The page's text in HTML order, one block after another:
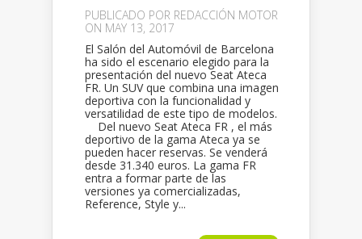
PUBLICADO POR REDACCIÓN MOTOR
ON MAY 13, 2017
El Salón del Automóvil de Barcelona
ha sido el escenario elegido para la
presentación del nuevo Seat Ateca
FR. Un SUV que combina una imagen
deportiva con la funcionalidad y
versatilidad de este tipo de modelos.
Del nuevo Seat Ateca FR , el más
deportivo de la gama Ateca ya se
pueden hacer reservas. Se venderá
desde 31.340 euros. La gama FR
entra a formar parte de las
versiones ya comercializadas,
Reference, Style y...